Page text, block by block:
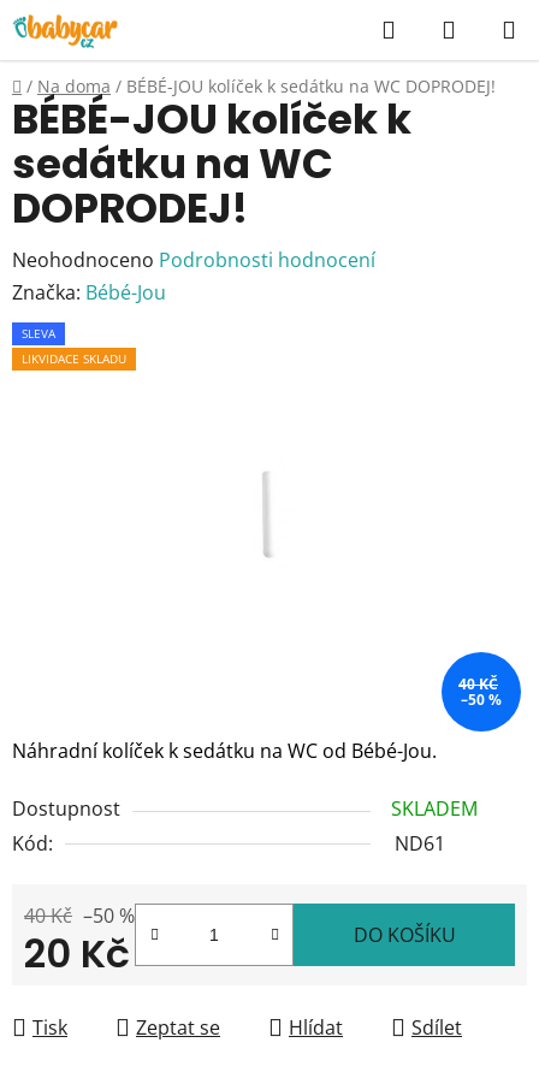
Přejít
na
obsah
Hledat
KOŠÍK
Domů
/ Na doma / BÉBÉ-JOU kolíček k sedátku na WC DOPRODEJ!
Náhradní kolíček k sedátku na WC od Bébé-Jou.
Dostupnost
SKLADEM
Kód:
ND61
40 Kč –50 %
20 Kč DO KOŠÍKU
Tisk Zeptat se Hlídat Sdílet
BÉBÉ-JOU kolíček k
sedátku na WC
DOPRODEJ!
Průměrné
hodnocení
produktu
je
Neohodnoceno Podrobnosti hodnocení
Značka: Bébé-Jou
SLEVA
LIKVIDACE SKLADU
40 KČ
–50 %